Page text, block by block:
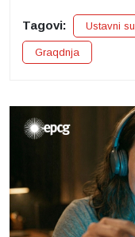
Tagovi: Ustavni
Graqdnja